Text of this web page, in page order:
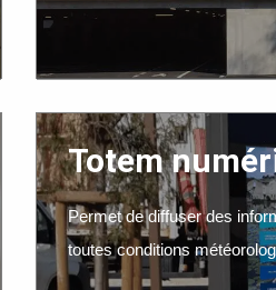
Totem
Permet de diffuser des
toutes conditions